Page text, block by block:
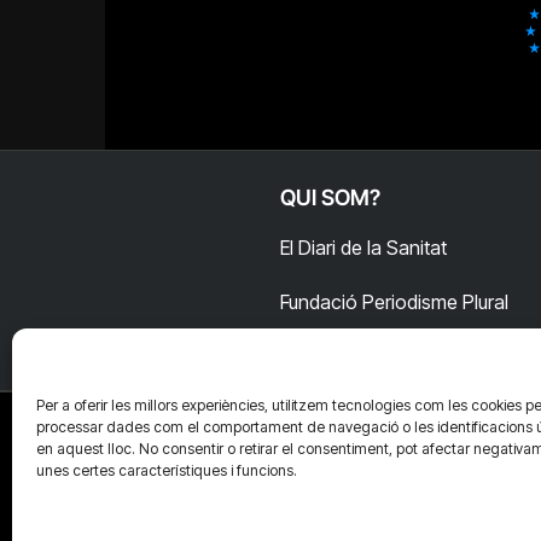
Per a oferir les millors experiències, utilitzem tecnologies com les cookies
processar dades com el comportament de navegació o les identificacions
en aquest lloc. No consentir o retirar el consentiment, pot afectar
unes certes característiques i funcions.
QUI SOM?
El Diari de la Sanitat
Fundació Periodisme Plural